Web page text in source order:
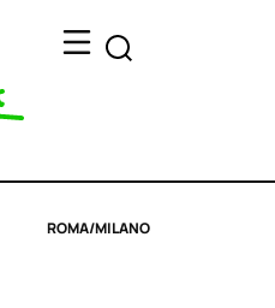
ROMA/MILANO